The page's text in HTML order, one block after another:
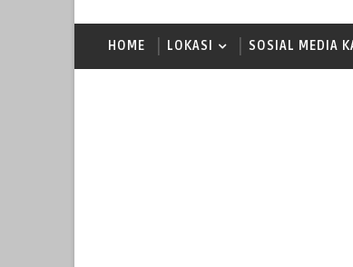
HOME LOKASI SOSIAL MEDIA